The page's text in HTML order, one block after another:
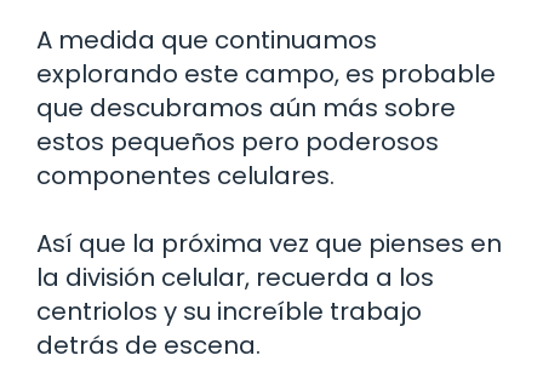
A medida que continuamos
explorando este campo, es probable
que descubramos aún más sobre
estos pequeños pero poderosos
componentes celulares.
Así que la próxima vez que pienses en
la división celular, recuerda a los
centriolos y su increíble trabajo
detrás de escena.